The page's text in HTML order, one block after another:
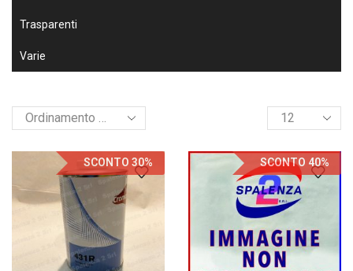
Trasparenti
Varie
SCONTO 30% SCONTO 40%